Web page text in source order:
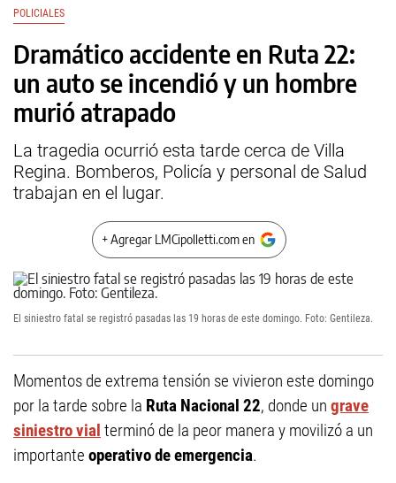
POLICIALES
Dramático accidente en Ruta 22:
un auto se incendió y un hombre
murió atrapado
La tragedia ocurrió esta tarde cerca de Villa
Regina. Bomberos, Policía y personal de Salud
trabajan en el lugar.
+ Agregar LMCipolletti.com en
El siniestro fatal se registró pasadas las 19 horas de este domingo. Foto: Gentileza.
Momentos de extrema tensión se vivieron este domingo
por la tarde sobre la Ruta Nacional 22, donde un grave
siniestro vial terminó de la peor manera y movilizó a un
importante operativo de emergencia.